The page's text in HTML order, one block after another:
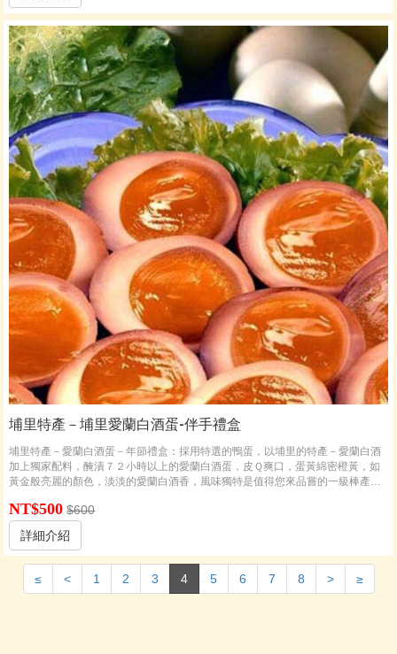
埔里特產－埔里愛蘭白酒蛋-伴手禮盒
埔里特產－愛蘭白酒蛋－年節禮盒：採用特選的鴨蛋，以埔里的特產－愛蘭白酒
加上獨家配料，醃漬７２小時以上的愛蘭白酒蛋，皮Ｑ爽口，蛋黃綿密橙黃，如
黃金般亮麗的顏色，淡淡的愛蘭白酒香，風味獨特是值得您來品嘗的一級棒產
NT$500 $600
詳細介紹
≤ < 1 2 3 4 5 6 7 8 > ≥